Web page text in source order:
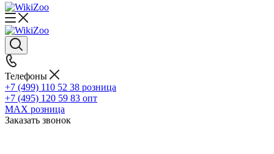
Телефоны
+7 (499) 110 52 38 розница
+7 (495) 120 59 83 опт
MAX розница
Заказать звонок